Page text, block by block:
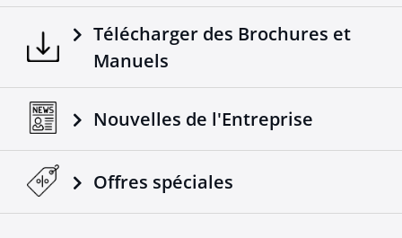
Télécharger des Brochures et
Manuels
Nouvelles de l'Entreprise
Offres spéciales